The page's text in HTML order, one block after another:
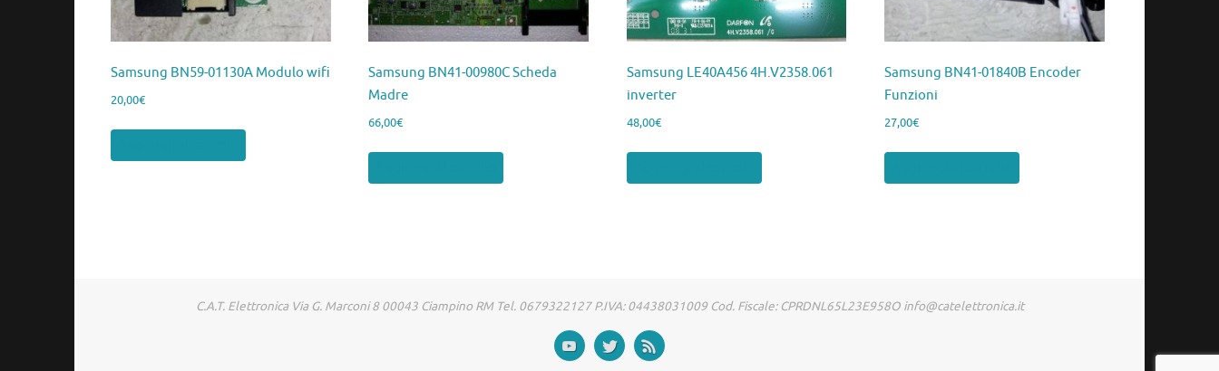
Samsung BN59-01130A Modulo wifi
20,00€
Samsung BN41-00980C Scheda
Madre
66,00€
Samsung LE40A456 4H.V2358.061
inverter
48,00€
Samsung BN41-01840B Encoder
Funzioni
27,00€
C.A.T. Elettronica Via G. Marconi 8 00043 Ciampino RM Tel. 0679322127 P.IVA: 04438031009 Cod. Fiscale: CPRDNL65L23E958O info@catelettronica.it